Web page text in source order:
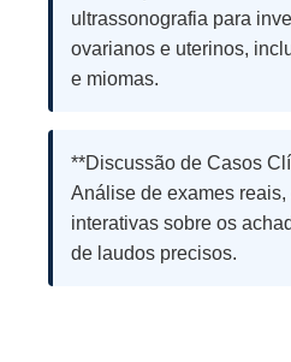
ultrassonografia para
ovarianos e uterinos,
e miomas.
**Discussão de Casos
Análise de exames
interativas sobre os
de laudos precisos.